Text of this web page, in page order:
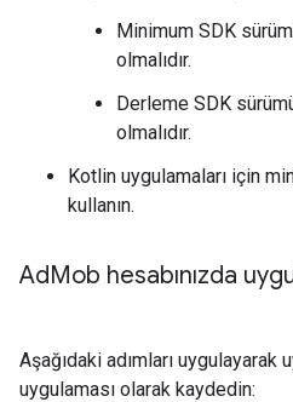
Minimum SDK
olmalıdır.
Derleme SDK
olmalıdır.
Kotlin uygulamaları için
kullanın.
AdMob hesabınızda
Aşağıdaki adımları uygulayarak
uygulaması olarak kaydedin: